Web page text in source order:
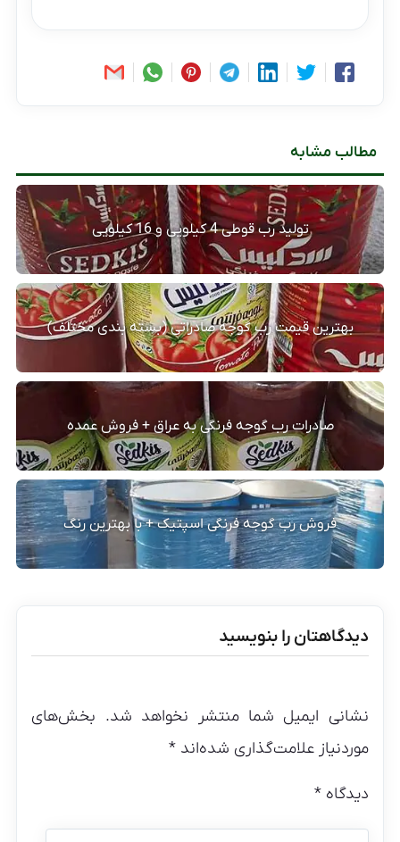
مطالب مشابه
تولید رب قوطی 4 کیلویی و 16 کیلویی
بهترین قیمت رب گوجه صادراتی (بسته بندی مختلف)
صادرات رب گوجه فرنگی به عراق + فروش عمده
فروش رب گوجه فرنگی اسپتیک + با بهترین رنگ
دیدگاهتان را بنویسید
نشانی ایمیل شما منتشر نخواهد شد. بخش‌های
موردنیاز علامت‌گذاری شده‌اند*
دیدگاه*